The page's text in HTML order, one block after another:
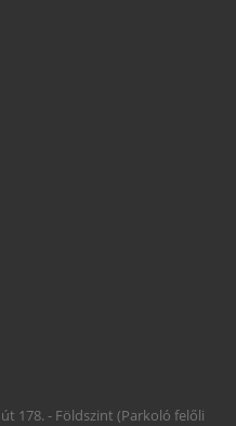
178. - Földszint (Parkoló felőli